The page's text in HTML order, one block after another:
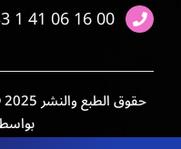
1 41 06 16 00